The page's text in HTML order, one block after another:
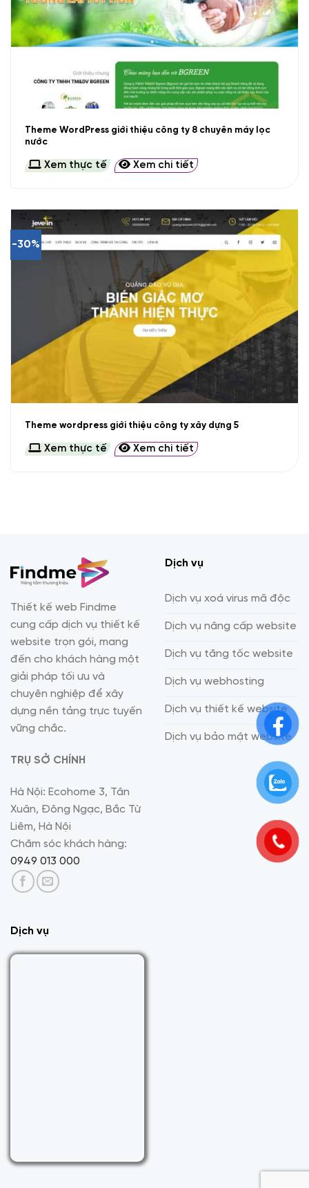
Theme WordPress giới thiệu công ty 8 chuyên máy lọc
nước
Xem thực tế Xem chi tiết
-30%
Theme wordpress giới thiệu công ty xây dựng 5
Xem thực tế Xem chi tiết
Thiết kế web Findme
cung cấp dịch vụ thiết kế
website trọn gói, mang
đến cho khách hàng một
giải pháp tối ưu và
chuyên nghiệp để xây
dựng nền tảng trực tuyến
vững chắc.
TRỤ SỞ CHÍNH
Hà Nội: Ecohome 3, Tân
Xuân, Đông Ngạc, Bắc Từ
Liêm, Hà Nội
Chăm sóc khách hàng:
0949 013 000
Dịch vụ
Dịch vụ xoá virus mã độc
Dịch vụ nâng cấp website
Dịch vụ tăng tốc website
Dịch vụ webhosting
Dịch vụ thiết kế website
Dịch vụ bảo mật website
Dịch vụ